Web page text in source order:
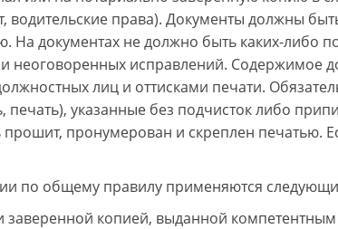
водительские права). Документы должны
документах не должно быть каких-либо
и неоговоренных исправлений. Содержимое
лиц и оттисками печати.
печать), указанные без подчисток либо
пронумерован и скреплен печатью.
по общему правилу применяются
копией, выданной